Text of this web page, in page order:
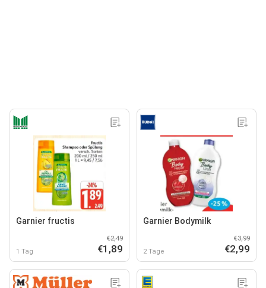
Garnier fructis
1 Tag
€2,49
€1,89
Garnier Bodymilk
2 Tage
€3,99
€2,99